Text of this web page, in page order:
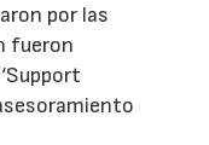
por las
fueron